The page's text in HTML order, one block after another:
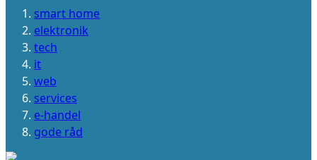
smart home
elektronik
tech
it
web
services
e-handel
gode råd